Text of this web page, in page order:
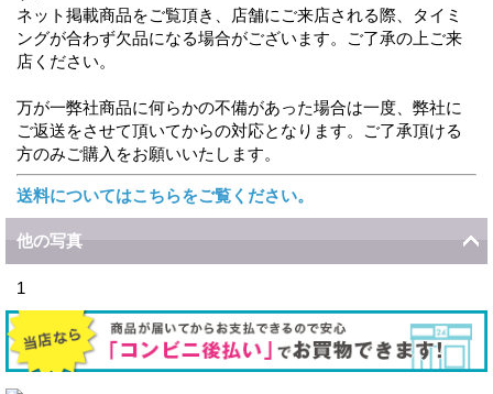
ネット掲載商品をご覧頂き、店舗にご来店される際、タイミ
ングが合わず欠品になる場合がございます。ご了承の上ご来
店ください。
万が一弊社商品に何らかの不備があった場合は一度、弊社に
ご返送をさせて頂いてからの対応となります。ご了承頂ける
方のみご購入をお願いいたします。
送料についてはこちらをご覧ください。
他の写真
1